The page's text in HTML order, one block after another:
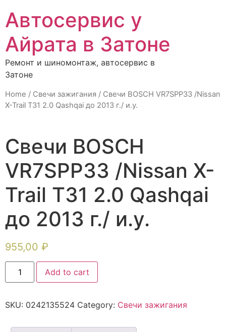
Автосервис у
Айрата в Затоне
Ремонт и шиномонтаж, автосервис в
Затоне
Home / Свечи зажигания / Свечи BOSCH VR7SPP33 /Nissan
X-Trail T31 2.0 Qashqai до 2013 г./ и.у.
Свечи BOSCH
VR7SPP33 /Nissan X-
Trail T31 2.0 Qashqai
до 2013 г./ и.у.
955,00 ₽
Add to cart
SKU: 0242135524 Category: Свечи зажигания